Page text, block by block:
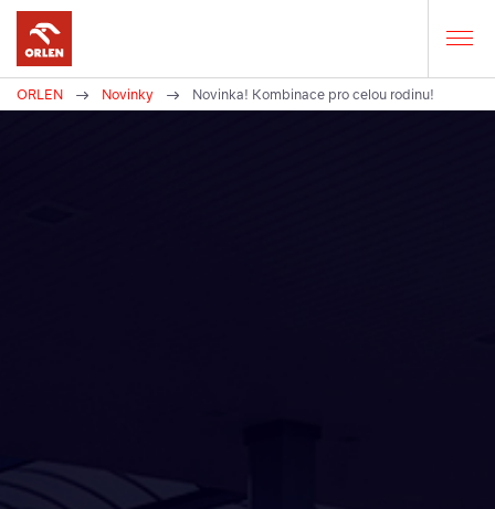
Zde
ORLEN Novinky Novinka! Kombinace pro celou rodinu!